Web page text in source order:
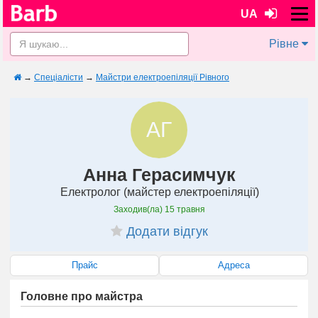
UA
Рівне
→ Спеціалісти → Майстри електроепіляції Рівного
АГ
Анна Герасимчук
Електролог (майстер електроепіляції)
Заходив(ла) 15 травня
Додати відгук
Прайс Адреса
Головне про майстра